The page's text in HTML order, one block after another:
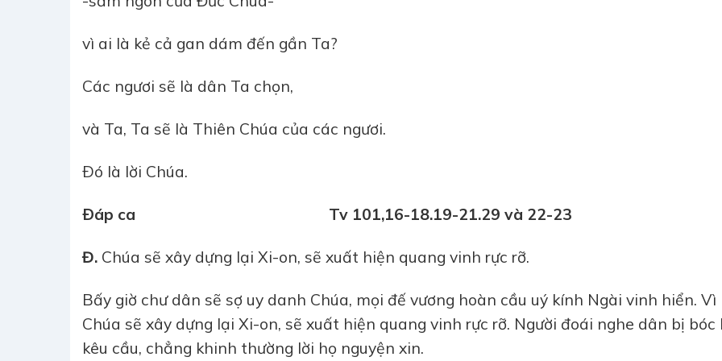
vì ai là kẻ cả gan dám đến gần Ta?
Các ngươi sẽ là dân Ta chọn,
và Ta, Ta sẽ là Thiên Chúa của các ngươi.
Ðó là lời Chúa.
Ðáp ca Tv 101,16-18.19-21.29 và 22-23
Đ. Chúa sẽ xây dựng lại Xi-on, sẽ xuất hiện quang vinh rực rỡ.
Bấy giờ chư dân sẽ sợ uy danh Chúa, mọi đế vương hoàn cầu uý kính Ngài vinh hiển. Vì
Chúa sẽ xây dựng lại Xi-on, sẽ xuất hiện quang vinh rực rỡ. Người đoái nghe dân bị bóc
kêu cầu, chẳng khinh thường lời họ nguyện xin.